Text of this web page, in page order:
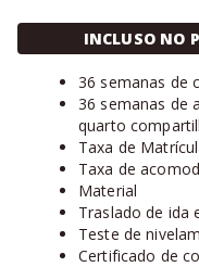
INCLUSO NO
36 semanas de
36 semanas de
quarto
Taxa de
Taxa de
Material
Traslado de ida
Teste de
Certificado de